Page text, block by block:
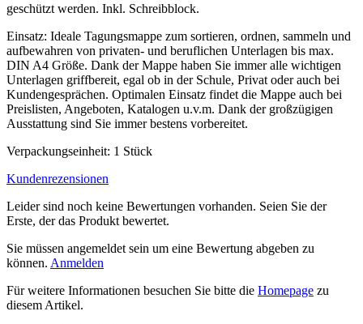
geschützt werden. Inkl. Schreibblock.
Einsatz: Ideale Tagungsmappe zum sortieren, ordnen, sammeln und
aufbewahren von privaten- und beruflichen Unterlagen bis max.
DIN A4 Größe. Dank der Mappe haben Sie immer alle wichtigen
Unterlagen griffbereit, egal ob in der Schule, Privat oder auch bei
Kundengesprächen. Optimalen Einsatz findet die Mappe auch bei
Preislisten, Angeboten, Katalogen u.v.m. Dank der großzügigen
Ausstattung sind Sie immer bestens vorbereitet.
Verpackungseinheit: 1 Stück
Kundenrezensionen
Leider sind noch keine Bewertungen vorhanden. Seien Sie der
Erste, der das Produkt bewertet.
Sie müssen angemeldet sein um eine Bewertung abgeben zu
können. Anmelden
Für weitere Informationen besuchen Sie bitte die Homepage zu
diesem Artikel.